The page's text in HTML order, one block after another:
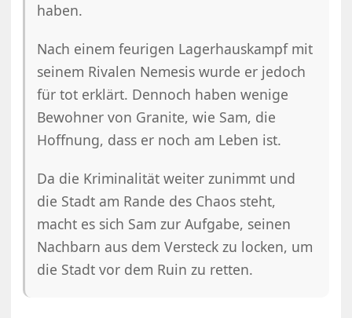
haben.
Nach einem feurigen Lagerhauskampf mit
seinem Rivalen Nemesis wurde er jedoch
für tot erklärt. Dennoch haben wenige
Bewohner von Granite, wie Sam, die
Hoffnung, dass er noch am Leben ist.
Da die Kriminalität weiter zunimmt und
die Stadt am Rande des Chaos steht,
macht es sich Sam zur Aufgabe, seinen
Nachbarn aus dem Versteck zu locken, um
die Stadt vor dem Ruin zu retten.